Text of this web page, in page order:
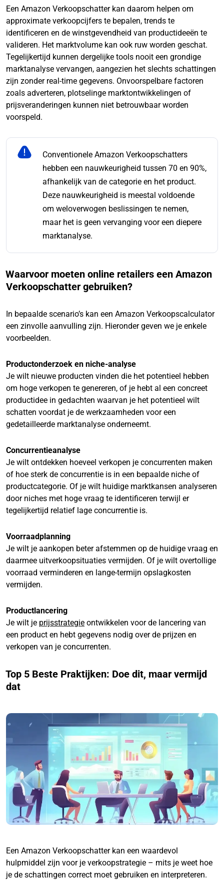
Een Amazon Verkoopschatter kan daarom helpen om
approximate verkoopcijfers te bepalen, trends te
identificeren en de winstgevendheid van productideeën te
valideren. Het marktvolume kan ook ruw worden geschat.
Tegelijkertijd kunnen dergelijke tools nooit een grondige
marktanalyse vervangen, aangezien het slechts schattingen
zijn zonder real-time gegevens. Onvoorspelbare factoren
zoals adverteren, plotselinge marktontwikkelingen of
prijsveranderingen kunnen niet betrouwbaar worden
voorspeld.
Conventionele Amazon Verkoopschatters
hebben een nauwkeurigheid tussen 70 en 90%,
afhankelijk van de categorie en het product.
Deze nauwkeurigheid is meestal voldoende
om weloverwogen beslissingen te nemen,
maar het is geen vervanging voor een diepere
marktanalyse.
Waarvoor moeten online retailers een Amazon
Verkoopschatter gebruiken?
In bepaalde scenario’s kan een Amazon Verkoopscalculator
een zinvolle aanvulling zijn. Hieronder geven we je enkele
voorbeelden.
Productonderzoek en niche-analyse
Je wilt nieuwe producten vinden die het potentieel hebben
om hoge verkopen te genereren, of je hebt al een concreet
productidee in gedachten waarvan je het potentieel wilt
schatten voordat je de werkzaamheden voor een
gedetailleerde marktanalyse onderneemt.
Concurrentieanalyse
Je wilt ontdekken hoeveel verkopen je concurrenten maken
of hoe sterk de concurrentie is in een bepaalde niche of
productcategorie. Of je wilt huidige marktkansen analyseren
door niches met hoge vraag te identificeren terwijl er
tegelijkertijd relatief lage concurrentie is.
Voorraadplanning
Je wilt je aankopen beter afstemmen op de huidige vraag en
daarmee uitverkoopsituaties vermijden. Of je wilt overtollige
voorraad verminderen en lange-termijn opslagkosten
vermijden.
Productlancering
Je wilt je prijsstrategie ontwikkelen voor de lancering van
een product en hebt gegevens nodig over de prijzen en
verkopen van je concurrenten.
Top 5 Beste Praktijken: Doe dit, maar vermijd
dat
Een Amazon Verkoopschatter kan een waardevol
hulpmiddel zijn voor je verkoopstrategie – mits je weet hoe
je de schattingen correct moet gebruiken en interpreteren.